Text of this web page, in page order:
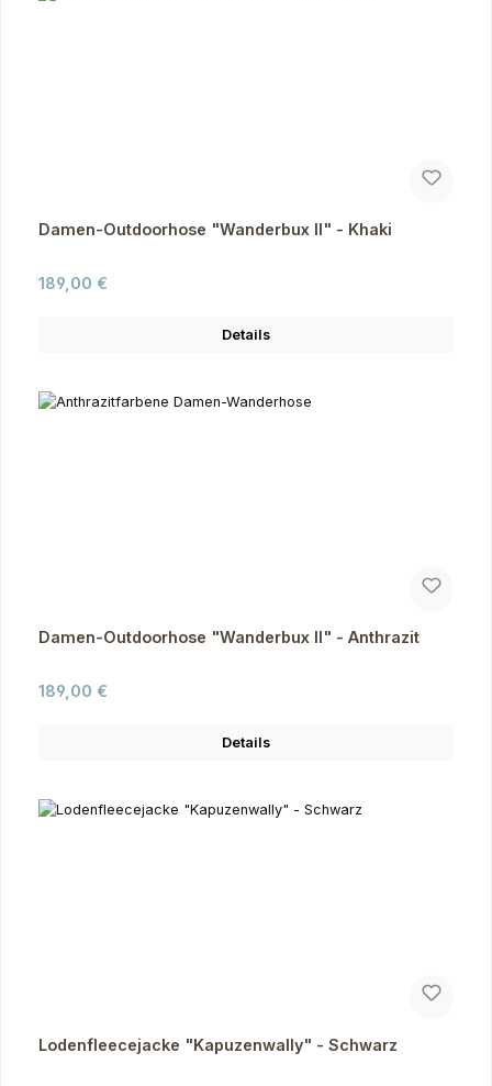
Damen-Outdoorhose "Wanderbux II" - Khaki
Regulärer Preis:
189,00 €
Details
Damen-Outdoorhose "Wanderbux II" - Anthrazit
Regulärer Preis:
189,00 €
Details
Lodenfleecejacke "Kapuzenwally" - Schwarz